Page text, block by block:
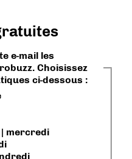
e-mail les
Choisissez
ci-dessous :
| mercredi